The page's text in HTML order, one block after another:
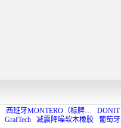
西班牙MONTERO（标牌…
GrafTech 减震降噪软木橡胶 葡萄